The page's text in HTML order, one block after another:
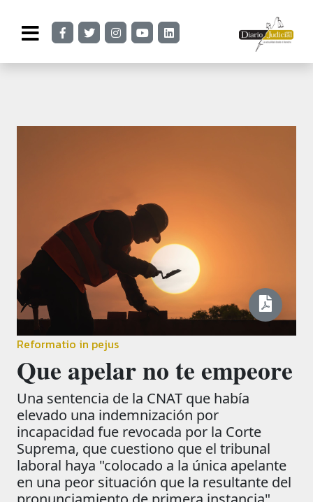
Reformatio in pejus
Que apelar no te empeore
Una sentencia de la CNAT que había
elevado una indemnización por
incapacidad fue revocada por la Corte
Suprema, que cuestiono que el tribunal
laboral haya "colocado a la única apelante
en una peor situación que la resultante del